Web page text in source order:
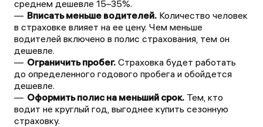
среднем дешевле 15–35%.
Вписать меньше водителей. Количество человек
в страховке влияет на ее цену. Чем меньше
водителей включено в полис страхования, тем он
дешевле.
Ограничить пробег. Страховка будет работать
до определенного годового пробега и обойдется
дешевле.
Оформить полис на меньший срок. Тем, кто
водит не круглый год, выгоднее купить сезонную
страховку.